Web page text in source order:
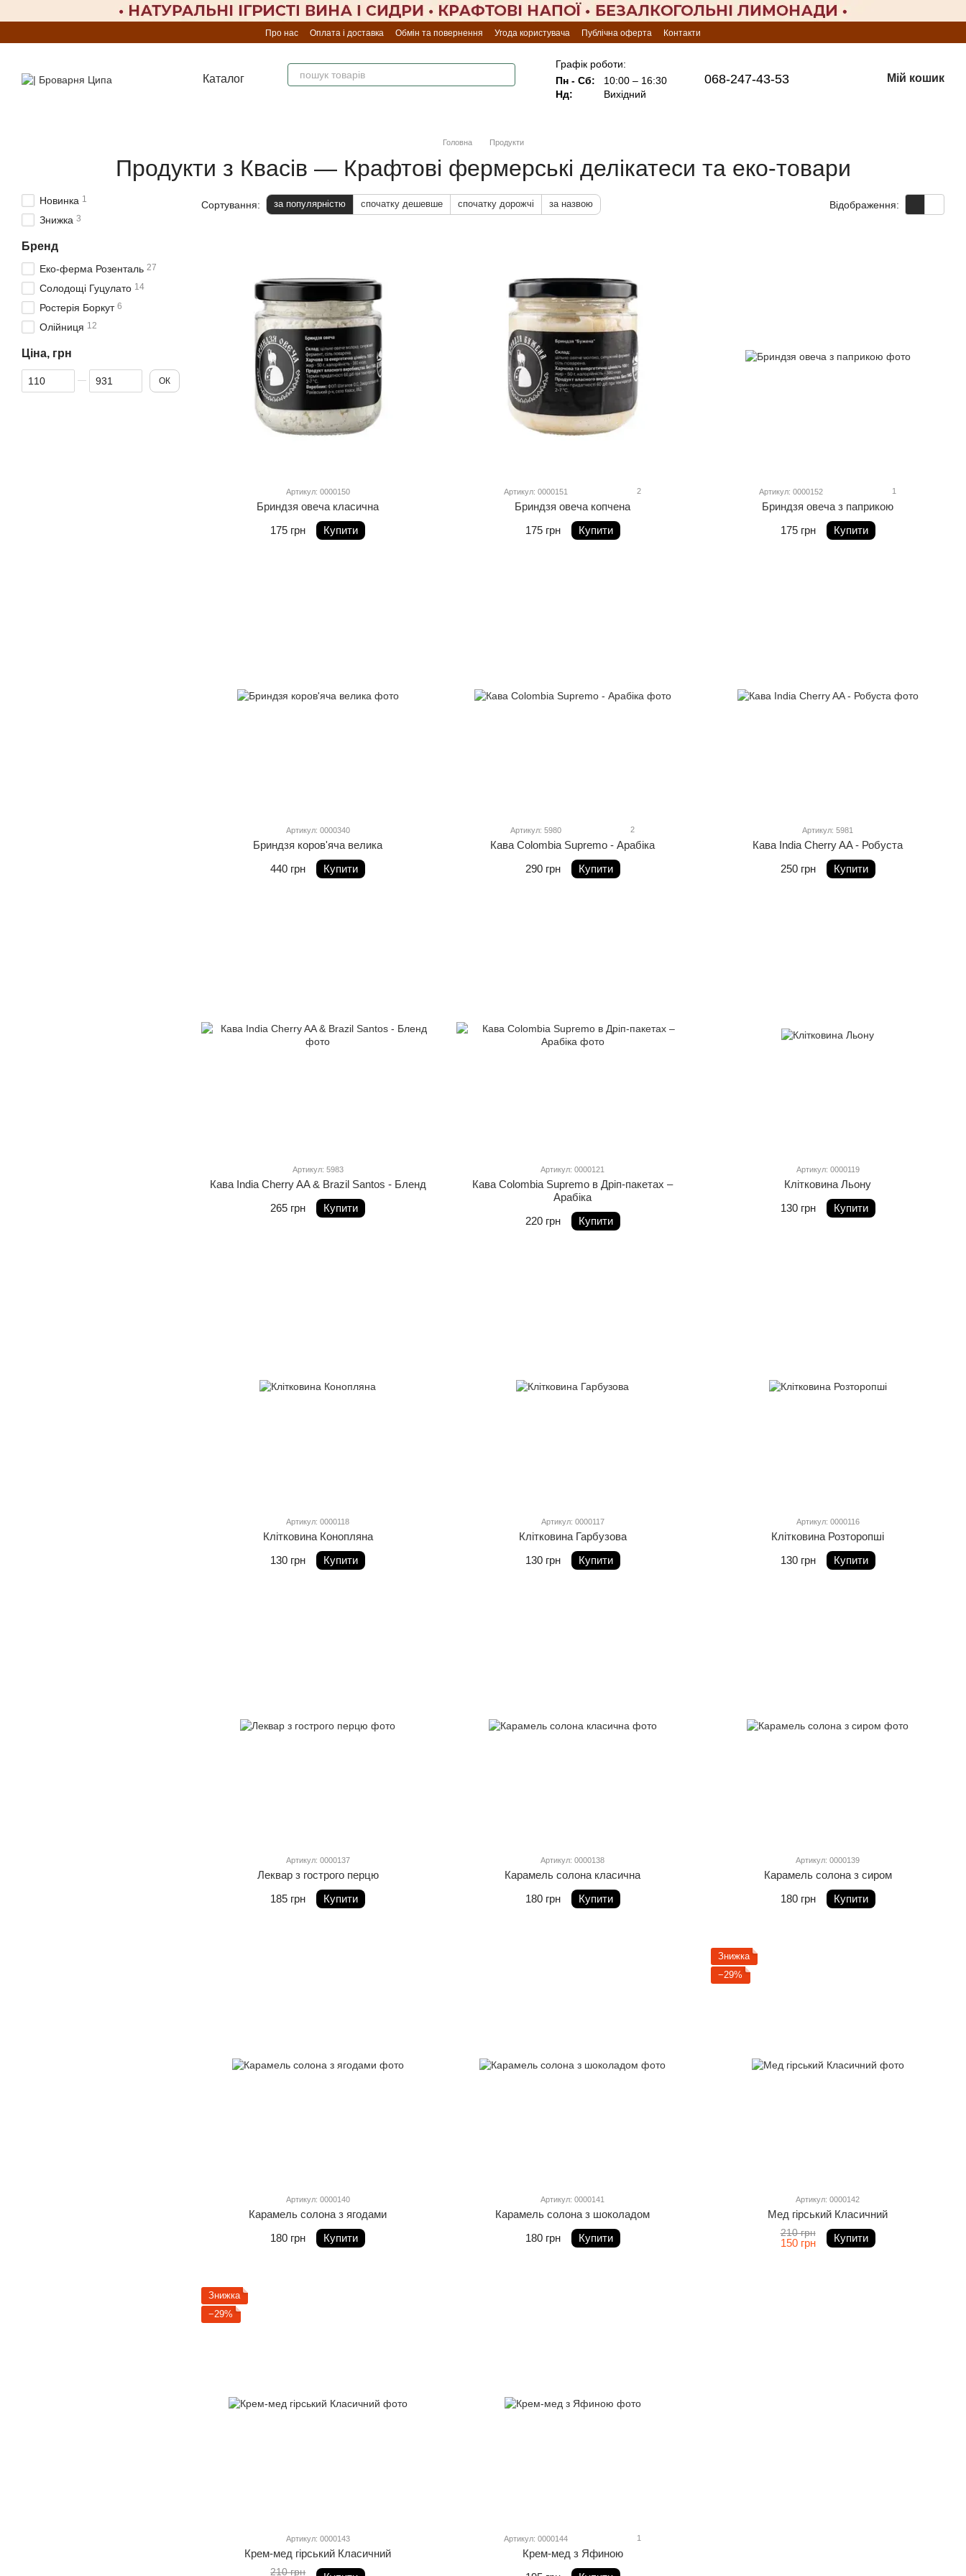
Перейти до основного контенту
Про нас Оплата і доставка Обмін та повернення Угода користувача Публічна оферта Контакти
Каталог
Графік роботи:
Пн - Сб:
10:00 – 16:30
Нд:
Вихідний
068-247-43-53 Мій кошик
Головна Продукти
Продукти з Квасів — Крафтові фермерські делікатеси та еко-товари
Сортування: за популярністю спочатку дешевше спочатку дорожчі за назвою Відображення:
Артикул: 0000150
Бриндзя овеча класична
175 грн
Купити
Артикул: 0000151 2
Бриндзя овеча копчена
175 грн
Купити
Артикул: 0000152 1
Бриндзя овеча з паприкою
175 грн
Купити
Артикул: 0000340
Бриндзя коров'яча велика
440 грн
Купити
Артикул: 5980 2
Кава Colombia Supremo - Арабіка
290 грн
Купити
Артикул: 5981
Кава India Cherry AA - Робуста
250 грн
Купити
Артикул: 5983
Кава India Cherry AA & Brazil Santos - Бленд
265 грн
Купити
Артикул: 0000121
Кава Colombia Supremo в Дріп-пакетах –
Арабіка
220 грн
Купити
Артикул: 0000119
Клітковина Льону
130 грн
Купити
Артикул: 0000118
Клітковина Конопляна
130 грн
Купити
Артикул: 0000117
Клітковина Гарбузова
130 грн
Купити
Артикул: 0000116
Клітковина Розторопші
130 грн
Купити
Артикул: 0000137
Леквар з гострого перцю
185 грн
Купити
Артикул: 0000138
Карамель солона класична
180 грн
Купити
Артикул: 0000139
Карамель солона з сиром
180 грн
Купити
Артикул: 0000140
Карамель солона з ягодами
180 грн
Купити
Артикул: 0000141
Карамель солона з шоколадом
180 грн
Купити
Знижка
−29%
Артикул: 0000142
Мед гірський Класичний
210 грн
150 грн Купити
Знижка
−29%
Артикул: 0000143
Крем-мед гірський Класичний
210 грн
Артикул: 0000144 1
Крем-мед з Яфиною
Новинка 1
Знижка 3
Бренд
Еко-ферма Розенталь 27
Солодощі Гуцулато 14
Ростерія Боркут 6
Олійниця 12
Ціна, грн
Від Ціна, грн
До Ціна, грн ОК